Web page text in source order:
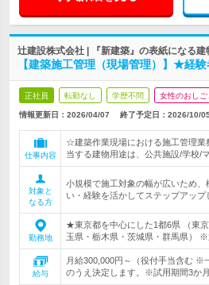
辻建設株式会社 | 『新建築』の表紙になる建
【建築施工管理（現場管理）】★経
正社員 転勤なし 学歴不問 女性のおしご
情報更新日：2026/04/07 終了予定日： 2026/10/
仕事内容
☆建築作業現場における施工管理
当する建物用途は、公共施設/学校/
対象と
なる方
小規模で施工対象の幅が広いため
い・経験を活かしてステップアップ
勤務地
★東京都を中心にした1都6県 （東
玉県・栃木県・茨城県・群馬県） ※
給与
月給300,000円～（役付手当含む
のうえ決定します。※試用期間3か